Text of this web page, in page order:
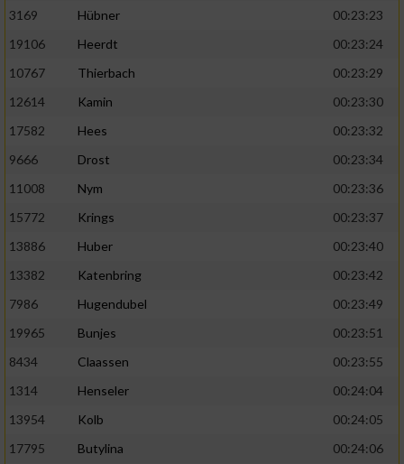
3169
Hübner
00:23:23
19106
Heerdt
00:23:24
10767
Thierbach
00:23:29
12614
Kamin
00:23:30
17582
Hees
00:23:32
9666
Drost
00:23:34
11008
Nym
00:23:36
15772
Krings
00:23:37
13886
Huber
00:23:40
13382
Katenbring
00:23:42
7986
Hugendubel
00:23:49
19965
Bunjes
00:23:51
8434
Claassen
00:23:55
1314
Henseler
00:24:04
13954
Kolb
00:24:05
17795
Butylina 00:24:06